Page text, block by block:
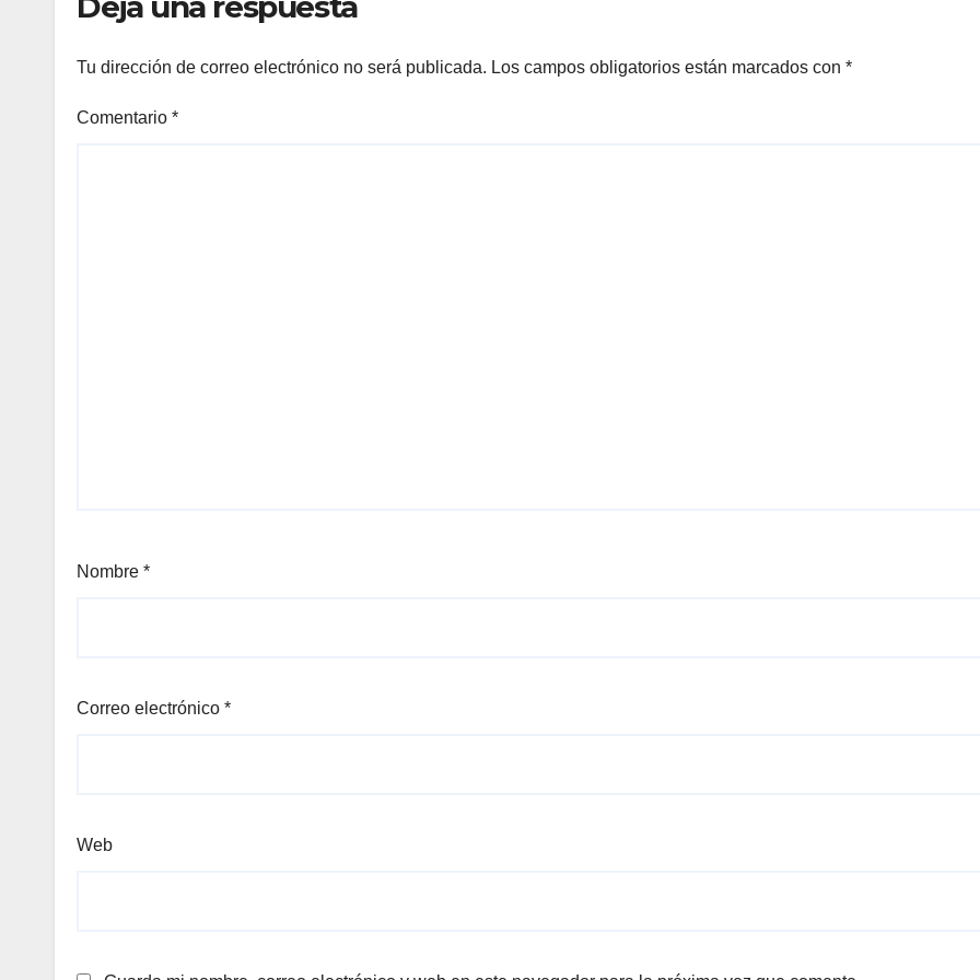
Tu dirección de correo electrónico no será publicada. Los campos obligatorios están marcados con *
Comentario *
Nombre *
Correo electrónico *
Web